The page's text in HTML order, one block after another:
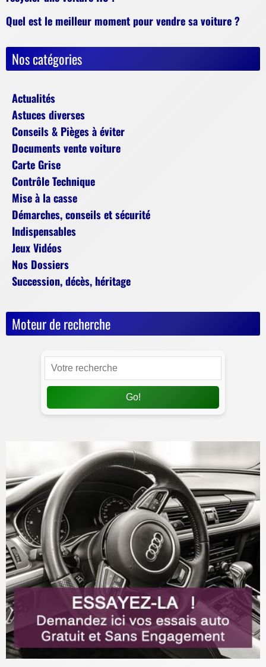
Quel est le meilleur moment pour vendre sa voiture ?
Nos catégories
Actualités
Astuces diverses
Conseils & Pièges à éviter
Documents vente voiture
Carte Grise
Contrôle Technique
Mise à la casse
Démarches, conseils et sécurité
Indispensables
Jeux Vidéos
Nos Dossiers
Succession, décès, héritage
Moteur de recherche
Go!